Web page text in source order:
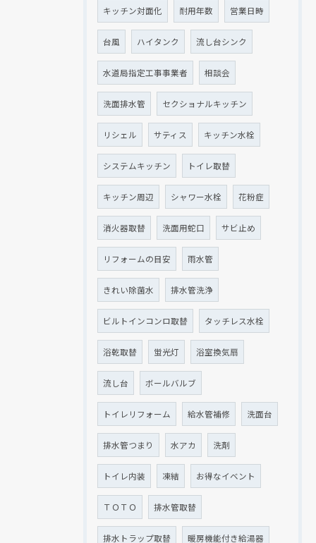
キッチン対面化 耐用年数 営業日時
台風 ハイタンク 流し台シンク
水道局指定工事事業者 相談会
洗面排水管 セクショナルキッチン
リシェル サティス キッチン水栓
システムキッチン トイレ取替
キッチン周辺 シャワー水栓 花粉症
消火器取替 洗面用蛇口 サビ止め
リフォームの目安 雨水管
きれい除菌水 排水管洗浄
ビルトインコンロ取替 タッチレス水栓
浴乾取替 蛍光灯 浴室換気扇
流し台 ボールバルブ
トイレリフォーム 給水管補修 洗面台
排水管つまり 水アカ 洗剤
トイレ内装 凍結 お得なイベント
ＴＯＴＯ 排水管取替
排水トラップ取替 暖房機能付き給湯器